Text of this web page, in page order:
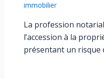
immobilier
La profession
l’accession à la
présentant un risque